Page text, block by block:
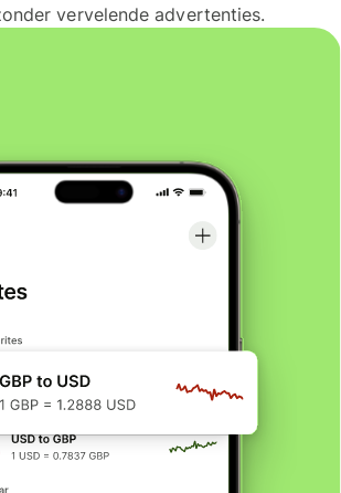
vervelende advertenties.